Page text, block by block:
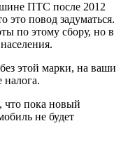
ПТС после 2012
это повод задуматься.
по этому сбору, но в
этой марки, на ваши
налога.
что пока новый
не будет